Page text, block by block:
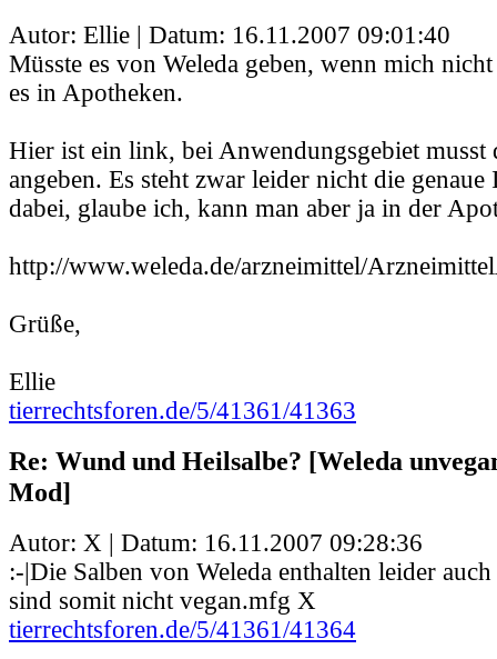
Autor: Ellie | Datum: 16.11.2007 09:01:40
Müsste es von Weleda geben, wenn mich
es in Apotheken.
Hier ist ein link, bei Anwendungsgebiet
angeben. Es steht zwar leider nicht die genaue
dabei, glaube ich, kann man aber ja in der
http://www.weleda.de/arzneimittel/
Grüße,
Ellie
tierrechtsforen.de/5/41361/41363
Re: Wund und Heilsalbe? [Weleda
Mod]
Autor: X | Datum: 16.11.2007 09:28:36
:-|Die Salben von Weleda enthalten leider
sind somit nicht vegan.mfg X
tierrechtsforen.de/5/41361/41364